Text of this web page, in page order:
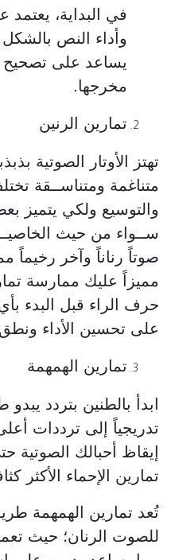
في البداية،
وأداء النص
يساعد على تصحيح
مخرجها.
تمارين الرنين
تهتز الأوتار الصوتية
متناغمة ومتناســقة
والتوسيع ولكي يتميز
ســواء من حيث
صوتاً رناناً وآخر رخيماً
مميزاً عليك ممارسة
حرف الراء قبل البدء
على تحسين الأداء
تمارين الهمهمة
ابدأ بالطنين بتردد
تدريجياً إلى ترددات
إيقاظ أحبالك الصوتية
تمارين الإحماء الأكثر
تُعد تمارين الهمهمة
للصوت الرنان؛ حيث